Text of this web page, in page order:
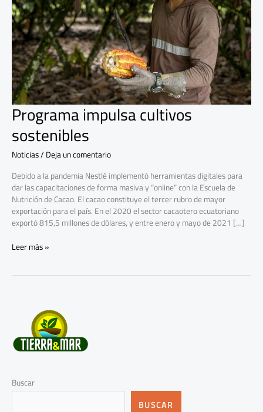
Programa impulsa cultivos
sostenibles
Noticias/Deja un comentario
Debido a la pandemia Nestlé implementó herramientas digitales para
dar las capacitaciones de forma masiva y “online” con la Escuela de
Nutrición de Cacao. El cacao constituye el tercer rubro de mayor
exportación para el país. En el 2020 el sector cacaotero ecuatoriano
exportó 815,5 millones de dólares, y entre enero y mayo de 2021 […]
Leer más »
Buscar
BUSCAR